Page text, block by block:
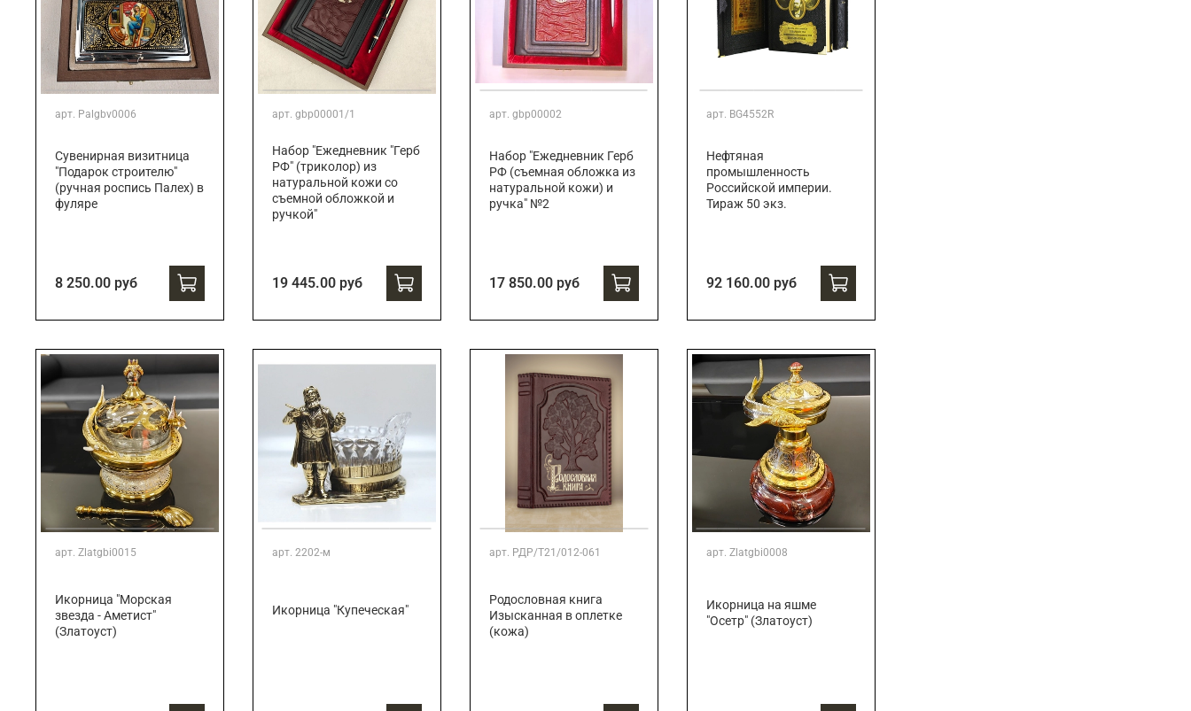
арт. Palgbv0006
Сувенирная визитница
"Подарок строителю"
(ручная роспись Палех) в
фуляре
8 250.00 руб
арт. gbp00001/1
Набор "Ежедневник "Герб
РФ" (триколор) из
натуральной кожи со
съемной обложкой и
ручкой"
19 445.00 руб
арт. gbp00002
Набор "Ежедневник Герб
РФ (съемная обложка из
натуральной кожи) и
ручка" №2
17 850.00 руб
арт. BG4552R
Нефтяная
промышленность
Российской империи.
Тираж 50 экз.
92 160.00 руб
арт. Zlatgbi0015
Икорница "Морская
звезда - Аметист"
(Златоуст)
арт. 2202-м
Икорница "Купеческая"
арт. РДР/Т21/012-061
Родословная книга
Изысканная в оплетке
(кожа)
арт. Zlatgbi0008
Икорница на яшме
"Осетр" (Златоуст)